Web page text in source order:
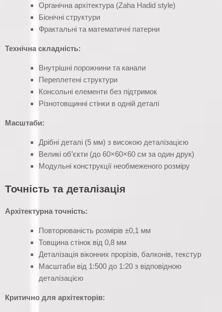
Органічна архітектура (Zaha Hadid style)
Біонічні структури
Фрактальні та математичні патерни
Технічна складність:
Внутрішні порожнини та канали
Переплетені структури
Консольні елементи без підтримок
Різнотовщинні стінки в одній деталі
Масштаби:
Дрібні деталі (5 мм) з високою деталізацією
Великі об’єкти (до 60×60×60 см за один друк)
Модульні конструкції необмеженого розміру
Точність та деталізація
Архітектурна точність:
Повторюваність розмірів ±0,1 мм
Товщина стінок від 0,8 мм
Деталізація віконних прорізів, балконів, текстур
Масштаби від 1:500 до 1:20 з відповідною
деталізацією
Критично для архітекторів: